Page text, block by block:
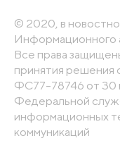
© 2020, в
Информационного
Все права
принятия
ФС77-78746 от 30
Федеральной
информационных
коммуникаций